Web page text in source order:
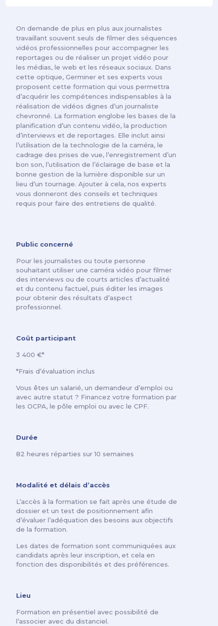
On demande de plus en plus aux journalistes
travaillant souvent seuls de filmer des séquences
vidéos professionnelles pour accompagner les
reportages ou de réaliser un projet vidéo pour
les médias, le web et les réseaux sociaux. Dans
cette optique, Germiner et ses experts vous
proposent cette formation qui vous permettra
d’acquérir les compétences indispensables à la
réalisation de vidéos dignes d’un journaliste
chevronné. La formation englobe les bases de la
planification d’un contenu vidéo, la production
d’interviews et de reportages. Elle inclut ainsi
l’utilisation de la technologie de la caméra, le
cadrage des prises de vue, l’enregistrement d’un
bon son, l’utilisation de l’éclairage de base et la
bonne gestion de la lumière disponible sur un
lieu d’un tournage. Ajouter à cela, nos experts
vous donneront des conseils et techniques
requis pour faire des entretiens de qualité.
Public concerné
Pour les journalistes ou toute personne
souhaitant utiliser une caméra vidéo pour filmer
des interviews ou de courts articles d’actualité
et du contenu factuel, puis éditer les images
pour obtenir des résultats d’aspect
professionnel.
Coût participant
3 400 €*
*Frais d’évaluation inclus
Vous êtes un salarié, un demandeur d’emploi ou
avec autre statut ? Financez votre formation par
les OCPA, le pôle emploi ou avec le CPF.
Durée
82 heures réparties sur 10 semaines
Modalité et délais d’accès
L’accès à la formation se fait après une étude de
dossier et un test de positionnement afin
d’évaluer l’adéquation des besoins aux objectifs
de la formation.
Les dates de formation sont communiquées aux
candidats après leur inscription, et cela en
fonction des disponibilités et des préférences.
Lieu
Formation en présentiel avec possibilité de
l’associer avec du distanciel.